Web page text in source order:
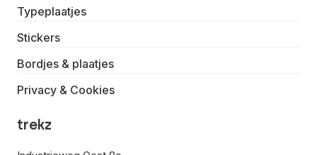
Typeplaatjes
Stickers
Bordjes & plaatjes
Privacy & Cookies
trekz